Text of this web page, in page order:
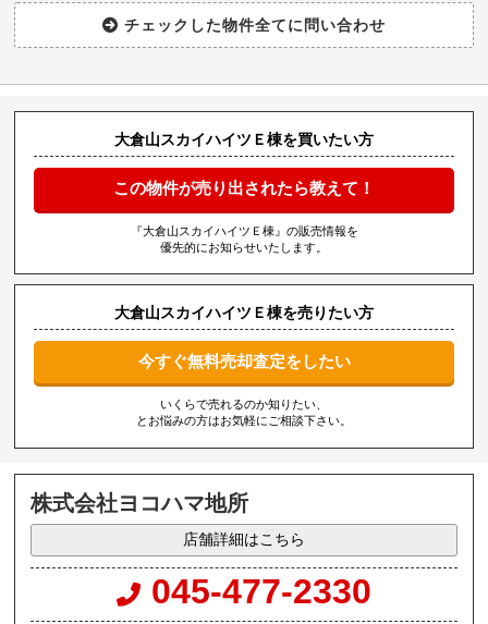
大倉山スカイハイツＥ棟を買いたい方
この物件が売り出されたら教えて！
『大倉山スカイハイツＥ棟』の販売情報を
優先的にお知らせいたします。
大倉山スカイハイツＥ棟を売りたい方
今すぐ無料売却査定をしたい
いくらで売れるのか知りたい、
とお悩みの方はお気軽にご相談下さい。
株式会社ヨコハマ地所
店舗詳細はこちら
045-477-2330